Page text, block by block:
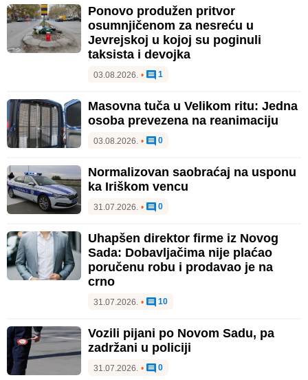
Ponovo produžen pritvor
osumnjičenom za nesreću u
Jevrejskoj u kojoj su poginuli
taksista i devojka
03.08.2026. • 1
Masovna tuča u Velikom ritu: Jedna
osoba prevezena na reanimaciju
03.08.2026. • 0
Normalizovan saobraćaj na usponu
ka Iriškom vencu
31.07.2026. • 0
Uhapšen direktor firme iz Novog
Sada: Dobavljačima nije plaćao
poručenu robu i prodavao je na
crno
31.07.2026. • 10
Vozili pijani po Novom Sadu, pa
zadržani u policiji
31.07.2026. • 0